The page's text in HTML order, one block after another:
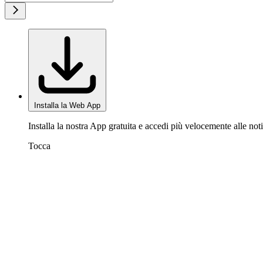
Installa la Web App
Installa la nostra App gratuita e accedi più velocemente alle
Tocca